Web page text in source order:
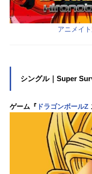
アニメイ
シングル｜Super
ゲーム『 ドラゴンボールZ